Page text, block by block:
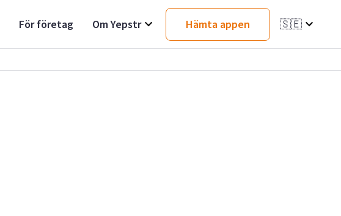
För företag Om Yepstr Hämta appen 🇸🇪